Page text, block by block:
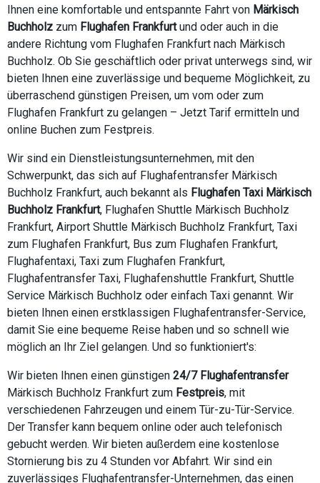
Ihnen eine komfortable und entspannte Fahrt von Märkisch
Buchholz zum Flughafen Frankfurtund oder auch in die
andere Richtung vom Flughafen Frankfurt nach Märkisch
Buchholz. Ob Sie geschäftlich oder privat unterwegs sind, wir
bieten Ihnen eine zuverlässige und bequeme Möglichkeit, zu
überraschend günstigen Preisen, um vom oder zum
Flughafen Frankfurt zu gelangen – Jetzt Tarif ermitteln und
online Buchen zum Festpreis.
Wir sind ein Dienstleistungsunternehmen, mit den
Schwerpunkt, das sich auf Flughafentransfer Märkisch
Buchholz Frankfurt, auch bekannt als Flughafen Taxi Märkisch
Buchholz Frankfurt, Flughafen Shuttle Märkisch Buchholz
Frankfurt, Airport Shuttle Märkisch Buchholz Frankfurt, Taxi
zum Flughafen Frankfurt, Bus zum Flughafen Frankfurt,
Flughafentaxi, Taxi zum Flughafen Frankfurt,
Flughafentransfer Taxi, Flughafenshuttle Frankfurt, Shuttle
Service Märkisch Buchholz oder einfach Taxi genannt. Wir
bieten Ihnen einen erstklassigen Flughafentransfer-Service,
damit Sie eine bequeme Reise haben und so schnell wie
möglich an Ihr Ziel gelangen. Und so funktioniert's:
Wir bieten Ihnen einen günstigen 24/7 Flughafentransfer
Märkisch Buchholz Frankfurt zum Festpreis, mit
verschiedenen Fahrzeugen und einem Tür-zu-Tür-Service.
Der Transfer kann bequem online oder auch telefonisch
gebucht werden. Wir bieten außerdem eine kostenlose
Stornierung bis zu 4 Stunden vor Abfahrt. Wir sind ein
zuverlässiges Flughafentransfer-Unternehmen, das einen